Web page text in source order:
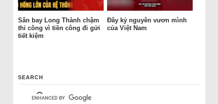
Sân bay Long Thành chậm
thi công vì tiền công đi gửi
tiết kiệm
Đây kỷ nguyên vươn mình
của Việt Nam
SEARCH